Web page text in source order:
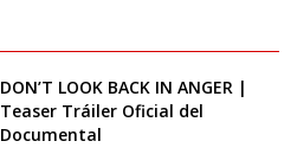
DON’T LOOK BACK IN ANGER |
Teaser Tráiler Oficial del
Documental